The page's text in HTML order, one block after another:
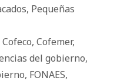
, Pequeñas
Cofeco, Cofemer,
del gobierno,
, FONAES,